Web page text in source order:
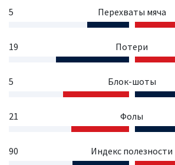
5 Перехваты мяча
19 Потери
5 Блок-шоты
21 Фолы
90 Индекс полезности